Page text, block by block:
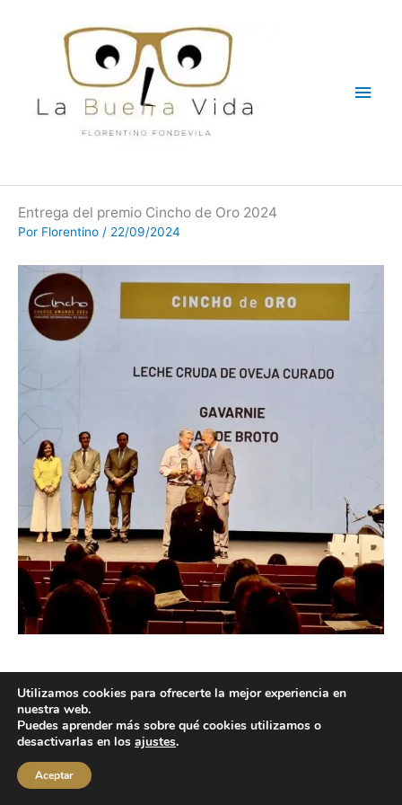
Entrega del premio Cincho de Oro 2024
Por Florentino / 22/09/2024
Copyright © 2026 labuenavidaenzaragoza.com
Sitio web protegido por Mantenimiento web Zaragoza
Aviso Legal Política de privacidad
Utilizamos cookies para ofrecerte la mejor experiencia en
nuestra web.
Puedes aprender más sobre qué cookies utilizamos o
desactivarlas en los ajustes.
Aceptar